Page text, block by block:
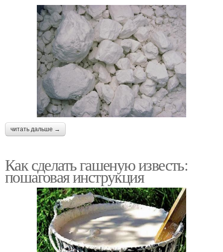
читать дальше →
Как сделать гашеную известь:
пошаговая инструкция